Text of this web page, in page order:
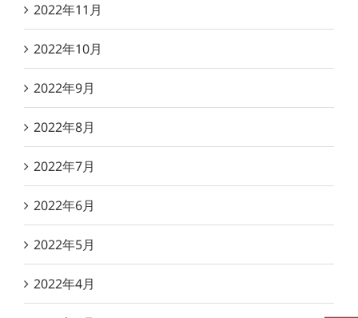
2022年11月
2022年10月
2022年9月
2022年8月
2022年7月
2022年6月
2022年5月
2022年4月